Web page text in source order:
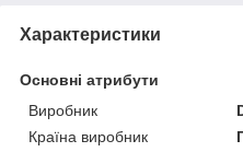
Характеристики
Основні атрибути
Виробник
Країна виробник